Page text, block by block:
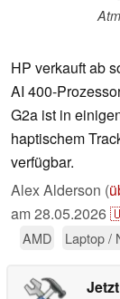
HP verkauft ab
AI 400-
G2a ist in
haptischem
verfügbar.
Alex Alderson (
am28.05.2026
AMD Laptop /